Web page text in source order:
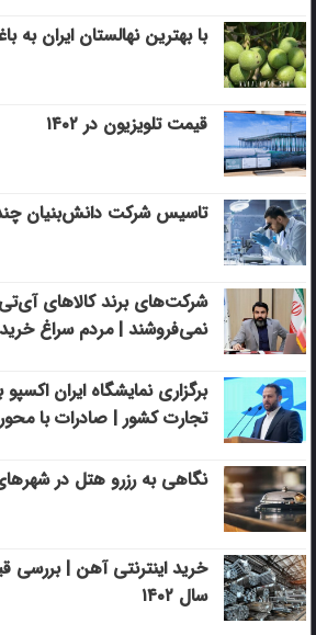
با بهترین نهالستان ایران به
قیمت تلویزیون در ۱۴۰۲
تاسیس شرکت دانش‌بنیان چند
شرکت‌های برند کالاهای آی‌تی
نمی‌فروشند | مردم سراغ
برگزاری نمایشگاه ایران
تجارت کشور | صادرات با
نگاهی به رزرو هتل در
خرید اینترنتی آهن | بررسی
سال ۱۴۰۲